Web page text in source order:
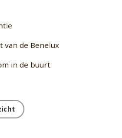
van de Benelux
in de buurt